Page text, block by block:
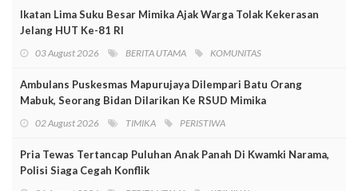
Ikatan Lima Suku Besar Mimika Ajak Warga Tolak Kekerasan
Jelang HUT Ke-81 RI
03 August 2026 BERITA UTAMA KOMUNITAS
Ambulans Puskesmas Mapurujaya Dilempari Batu Orang
Mabuk, Seorang Bidan Dilarikan Ke RSUD Mimika
02 August 2026 TIMIKA PERISTIWA
Pria Tewas Tertancap Puluhan Anak Panah Di Kwamki Narama,
Polisi Siaga Cegah Konflik